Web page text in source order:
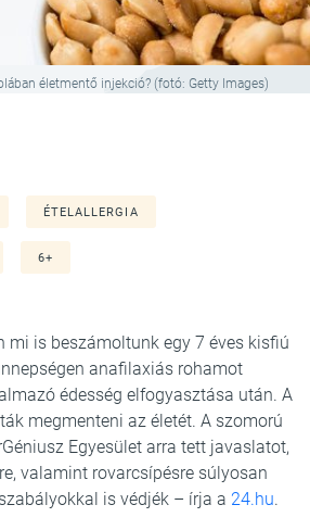
életmentő injekció? (fotó: Getty Images)
ÉTELALLERGIA
6+
mi is beszámoltunk egy 7 éves kisfiú
anafilaxiás rohamot
édesség elfogyasztása után. A
megmenteni az életét. A szomorú
Egyesület arra tett javaslatot,
valamint rovarcsípésre súlyosan
is védjék – írja a 24.hu.